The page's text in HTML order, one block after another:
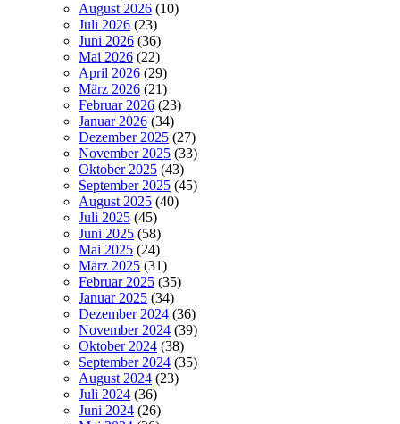
August 2026 (10)
Juli 2026 (23)
Juni 2026 (36)
Mai 2026 (22)
April 2026 (29)
März 2026 (21)
Februar 2026 (23)
Januar 2026 (34)
Dezember 2025 (27)
November 2025 (33)
Oktober 2025 (43)
September 2025 (45)
August 2025 (40)
Juli 2025 (45)
Juni 2025 (58)
Mai 2025 (24)
März 2025 (31)
Februar 2025 (35)
Januar 2025 (34)
Dezember 2024 (36)
November 2024 (39)
Oktober 2024 (38)
September 2024 (35)
August 2024 (23)
Juli 2024 (36)
Juni 2024 (26)